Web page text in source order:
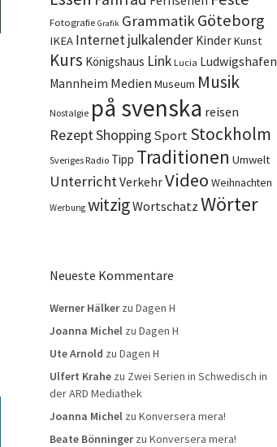
Fotografie Grafik GrammatikGöteborg
IKEA Internetjulkalender KinderKunst
Kurs Königshaus Link Lucia Ludwigshafen
Mannheim Medien Museum Musik
Nostalgie på svenska reisen
RezeptShopping Sport Stockholm
Sveriges Radio Tipp Traditionen Umwelt
UnterrichtVerkehrVideo Weihnachten
Werbung witzigWortschatz Wörter
Neueste Kommentare
Werner Hälkerzu Dagen H
Joanna Michel zu Dagen H
Ute Arnold zu Dagen H
Ulfert Krahe zu Zwei Serien in Schwedisch in
der ARD Mediathek
Joanna Michel zu Konversera mera!
Beate Bönningerzu Konversera mera!